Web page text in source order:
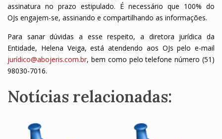
assinatura no prazo estipulado. É necessário que 100% do
OJs engajem-se, assinando e compartilhando as informações.
Para sanar dúvidas a esse respeito, a diretora jurídica da
Entidade, Helena Veiga, está atendendo aos OJs pelo e-mail
jurídico@abojeris.com.br, bem como pelo telefone número (51)
98030-7016.
Notícias relacionadas: